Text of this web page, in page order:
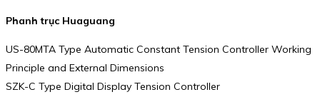
Phanh trục Huaguang
US-80MTA Type Automatic Constant Tension Controller Working
Principle and External Dimensions
SZK-C Type Digital Display Tension Controller